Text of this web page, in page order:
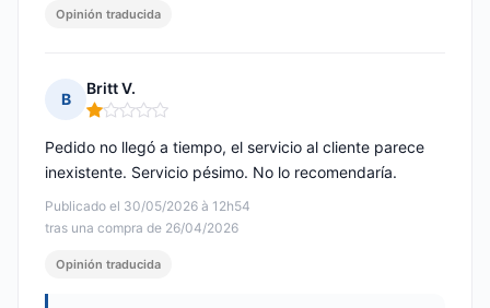
Opinión traducida
B
Britt V.
Nota: 1 de 5
Publicado el 30/05/2026 à 12h54
tras una compra de 26/04/2026
Pedido no llegó a tiempo, el servicio al cliente parece
inexistente. Servicio pésimo. No lo recomendaría.
Opinión traducida